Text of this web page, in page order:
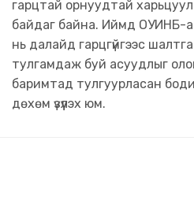
гарцтай орнуудтай
байдаг байна. Иймд ОУИНБ-
нь далайд гарцгүйгээс
тулгамдаж буй асуудлыг
баримтад тулгуурласан
дөхөм үзүүлэх юм.